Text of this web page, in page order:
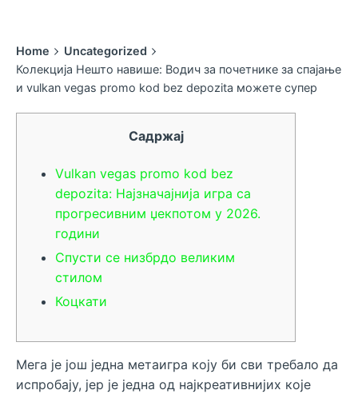
Home
Uncategorized
Колекција Нешто навише: Водич за почетнике за спајање
и vulkan vegas promo kod bez depozita можете супер
Садржај
Vulkan vegas promo kod bez
depozita: Најзначајнија игра са
прогресивним џекпотом у 2026.
години
Спусти се низбрдо великим
стилом
Коцкати
Мега је још једна метаигра коју би сви требало да
испробају, јер је једна од најкреативнијих које